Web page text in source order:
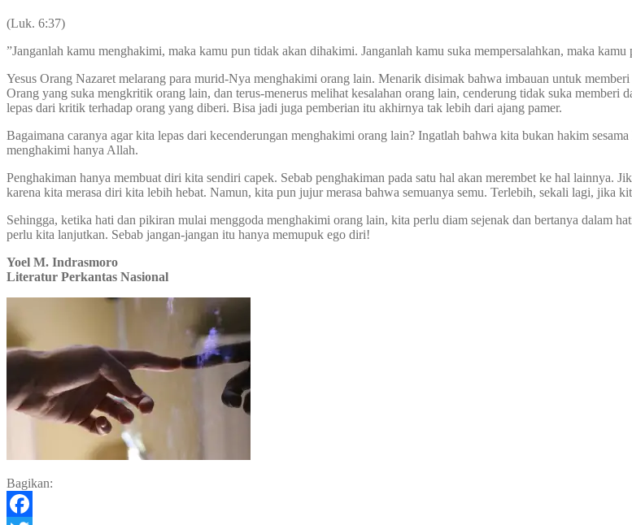
(Luk. 6:37)
”Janganlah kamu menghakimi, maka kamu pun tidak akan dihakimi. Janganlah kamu suka mempersalahkan, maka
Yesus Orang Nazaret melarang para murid-Nya menghakimi orang lain. Menarik disimak bahwa imbauan untuk
Orang yang suka mengkritik orang lain, dan terus-menerus melihat kesalahan orang lain, cenderung tidak suka
lepas dari kritik terhadap orang yang diberi. Bisa jadi juga pemberian itu akhirnya tak lebih dari ajang pamer.
Bagaimana caranya agar kita lepas dari kecenderungan menghakimi orang lain? Ingatlah bahwa kita bukan hakim
menghakimi hanya Allah.
Penghakiman hanya membuat diri kita sendiri capek. Sebab penghakiman pada satu hal akan merembet ke hal lainnya.
karena kita merasa diri kita lebih hebat. Namun, kita pun jujur merasa bahwa semuanya semu. Terlebih, sekali lagi, jika
Sehingga, ketika hati dan pikiran mulai menggoda menghakimi orang lain, kita perlu diam sejenak dan bertanya dalam
perlu kita lanjutkan. Sebab jangan-jangan itu hanya memupuk ego diri!
Yoel M. Indrasmoro
Literatur Perkantas Nasional
Bagikan: